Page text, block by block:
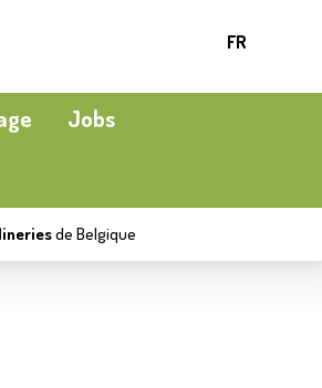
FR
Jobs
d’intérieur
en cage et oiseaux en liberté
de terrasse
de Belgique